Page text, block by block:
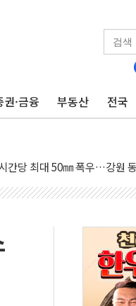
권·금융 부동산 전국
금융일정(8.10~8.14)
략 만지작…공습 한계·탄약
참변…60대 환경미화원 수거
가서 흉기 난동…60대 남성 2
해상서 모터보트 전복…1명
해자 기림의 날 참석..."국제
서 해루질 중 실종 60대 나흘
어머니 흉기 살해 10대 아들